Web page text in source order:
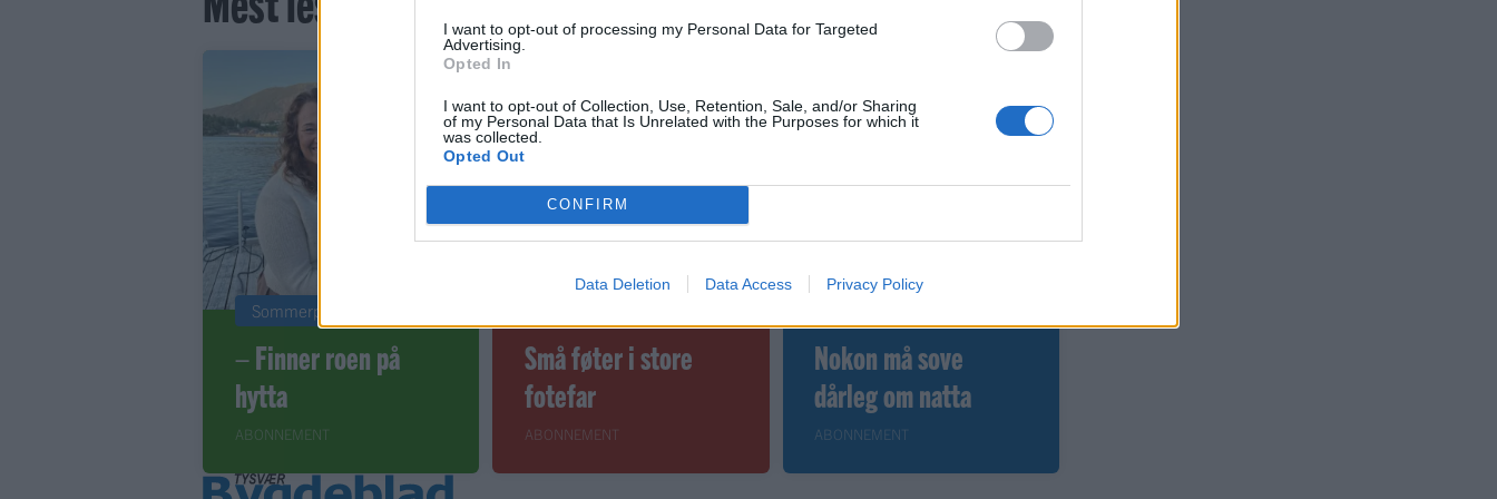
I want to opt-out of processing my Personal Data for Targeted
Advertising.
Opted In
I want to opt-out of Collection, Use, Retention, Sale, and/or Sharing
of my Personal Data that Is Unrelated with the Purposes for which it
was collected.
Opted Out
CONFIRM
Data Deletion Data Access Privacy Policy
Sommerpraten
– Finner roen på
hytta
ABONNEMENT
Små føter i store
fotefar
ABONNEMENT
Nokon må sove
dårleg om natta
ABONNEMENT